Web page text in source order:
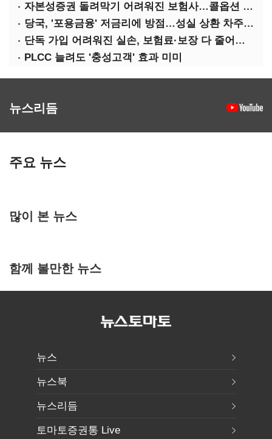
자본성증권 돌려막기 어려워진 보험사…콜옵션 부담 급증
당국, '포용금융' 저금리에 방점…성실 상환 차주는 '역차별'
단독 가입 어려워진 실손, 보험료·보장 다 줄어든 5세대는?
PLCC 늘려도 '충성고객' 효과 미미
뉴스리듬
주요 뉴스
많이 본 뉴스
함께 볼만한 뉴스
뉴스
뉴스북
뉴스리듬
토마토증권통 Live